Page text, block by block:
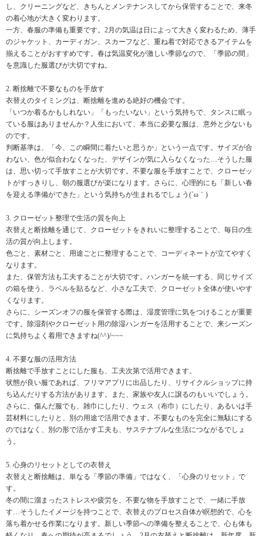
し、クリーニングなど、きちんとメンテナンスしてから保管することで、来冬
の着心地が大きく変わります。
一方、春服の準備も重要です。2月の気温は日によって大きく変わるため、薄手
のジャケット、カーディガン、スカーフなど、重ね着で対応できるアイテムを
揃えることがおすすめです。春は気温変化が激しい季節なので、「季節の間」
を意識した服選びが大切ですね。
2. 断捨離で不要なものを手放す
衣替えのタイミングは、断捨離を進める絶好の機会です。
「いつか着るかもしれない」「もったいない」という気持ちで、タンスに眠っ
ている服はありませんか？人生において、本当に必要な服は、意外と少ないも
のです。
判断基準は、「今、この瞬間に着たいと思うか」という一点です。サイズが合
わない、色が似合わなくなった、デザインが気に入らなくなった…そうした服
は、思い切って手放すことが大切です。不要な服を手放すことで、クローゼッ
トがすっきりし、朝の服選びが楽になります。さらに、心理的にも「新しい春
を迎える準備ができた」という気持ちが生まれるでしょう(´ω｀)
3. クローゼット整理で生活の質を向上
衣替えと断捨離を通じて、クローゼットをきれいに整理することで、毎日の生
活の質が向上します。
色ごと、素材ごと、用途ごとに整理することで、コーディネートが立てやすく
なります。
また、保管方法も工夫することが大切です。ハンガーを統一する、同じサイズ
の箱を使う、ラベルを貼るなど、小さな工夫で、クローゼット全体が使いやす
くなります。
さらに、シーズンオフの服を保管する際は、湿度管理に気をつけることが重要
です。除湿剤やクローゼット用の除湿ハンガーを活用することで、来シーズン
に気持ちよく着用できますね(^^)/~~~
4. 不要な服の活用方法
断捨離で手放すことにした服も、工夫次第で活用できます。
状態が良い服であれば、フリマアプリに出品したり、リサイクルショップに持
ち込んだりする方法があります。また、家族や友人に譲るのもいいでしょう。
さらに、傷んだ服でも、雑巾にしたり、ウェス（布巾）にしたり、あるいは手
芸材料にしたりと、別の用途で活用できます。不要なものを完全に無駄にする
のではなく、別の形で活かす工夫も、サステナブルな生活につながるでしょ
う。
5. 心身のリセットとしての衣替え
衣替えと断捨離は、単なる「季節の準備」ではなく、「心身のリセット」で
す。
冬の間に溜まったストレスや疲労を、不要な物を手放すことで、一緒に手放
す…そうしたイメージを持つことで、衣替えのプロセス自体が瞑想的で、心を
落ち着かせる作業になります。新しい季節への準備を整えることで、心も体も